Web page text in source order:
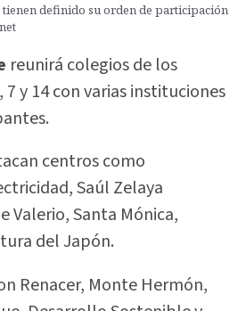
tienen definido su orden de participación
reunirá colegios de los
y 14 con varias instituciones
centros como
Saúl Zelaya
Valerio, Santa Mónica,
del Japón.
Renacer, Monte Hermón,